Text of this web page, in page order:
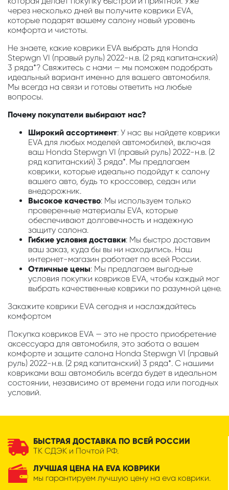
через несколько дней вы получите коврики EVA,
которые подарят вашему салону новый уровень
комфорта и чистоты.
Не знаете, какие коврики EVA выбрать для Honda
Stepwgn VI (правый руль) 2022-н.в. (2 ряд капитанский)
3 ряда*? Свяжитесь с нами — мы поможем подобрать
идеальный вариант именно для вашего автомобиля.
Мы всегда на связи и готовы ответить на любые
вопросы.
Почему покупатели выбирают нас?
Широкий ассортимент: У нас вы найдете коврики
EVA для любых моделей автомобилей, включая
ваш Honda Stepwgn VI (правый руль) 2022-н.в. (2
ряд капитанский) 3 ряда*. Мы предлагаем
коврики, которые идеально подойдут к салону
вашего авто, будь то кроссовер, седан или
внедорожник.
Высокое качество: Мы используем только
проверенные материалы EVA, которые
обеспечивают долговечность и надежную
защиту салона.
Гибкие условия доставки: Мы быстро доставим
ваш заказ, куда бы вы ни находились. Наш
интернет-магазин работает по всей России.
Отличные цены: Мы предлагаем выгодные
условия покупки ковриков EVA, чтобы каждый мог
выбрать качественные коврики по разумной цене.
Закажите коврики EVA сегодня и наслаждайтесь
комфортом
Покупка ковриков EVA — это не просто приобретение
аксессуара для автомобиля, это забота о вашем
комфорте и защите салона Honda Stepwgn VI (правый
руль) 2022-н.в. (2 ряд капитанский) 3 ряда*. С нашими
ковриками ваш автомобиль всегда будет в идеальном
состоянии, независимо от времени года или погодных
условий.
БЫСТРАЯ ДОСТАВКА ПО ВСЕЙ РОССИИ
ТК СДЭК и Почтой РФ.
ЛУЧШАЯ ЦЕНА НА EVA КОВРИКИ
мы гарантируем лучшую цену на eva коврики.